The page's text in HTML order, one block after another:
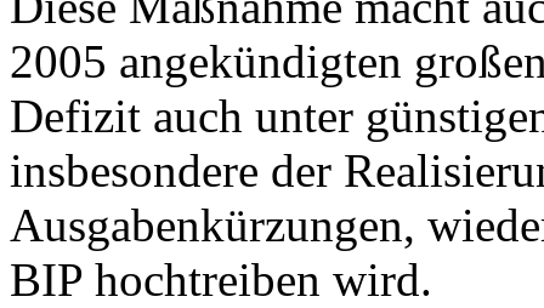
2005 angekündigten
Defizit auch unter
insbesondere der
Ausgabenkürzungen,
BIP hochtreiben wird.